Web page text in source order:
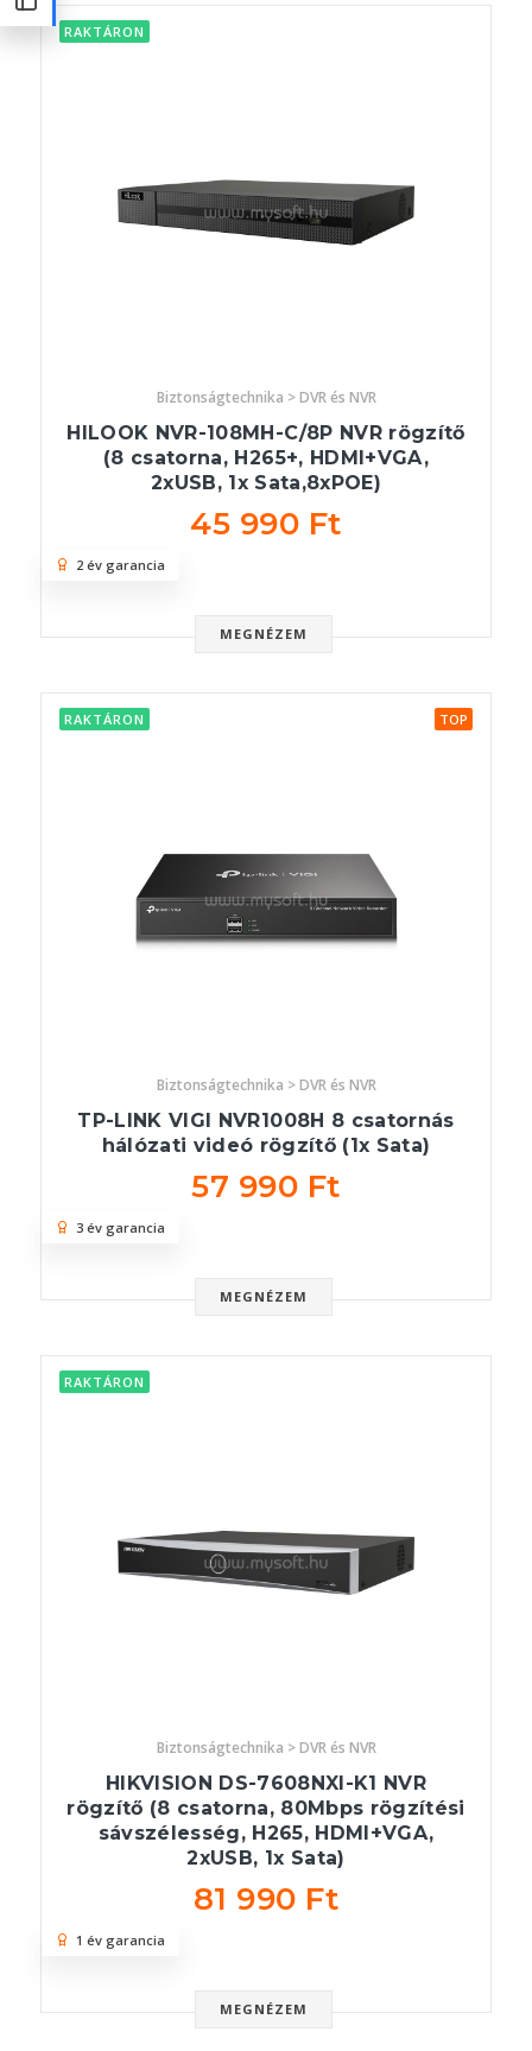
RAKTÁRON
Biztonságtechnika > DVR és NVR
HILOOK NVR-108MH-C/8P NVR rögzítő
(8 csatorna, H265+, HDMI+VGA,
2xUSB, 1x Sata,8xPOE)
45 990 Ft
MEGNÉZEM
2 év garancia
RAKTÁRON TOP
Biztonságtechnika > DVR és NVR
TP-LINK VIGI NVR1008H 8 csatornás
hálózati videó rögzítő (1x Sata)
57 990 Ft
MEGNÉZEM
3 év garancia
RAKTÁRON
Biztonságtechnika > DVR és NVR
HIKVISION DS-7608NXI-K1 NVR
rögzítő (8 csatorna, 80Mbps rögzítési
sávszélesség, H265, HDMI+VGA,
2xUSB, 1x Sata)
81 990 Ft
MEGNÉZEM
1 év garancia